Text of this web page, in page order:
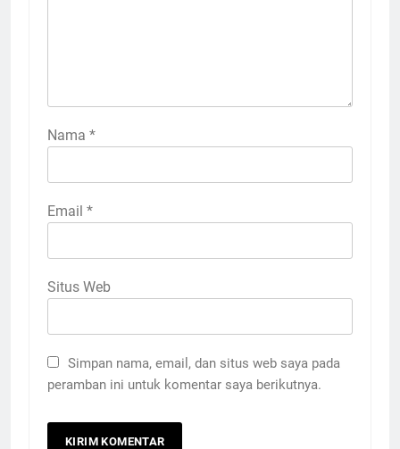
Nama *
Email *
Situs Web
Simpan nama, email, dan situs web saya pada
peramban ini untuk komentar saya berikutnya.